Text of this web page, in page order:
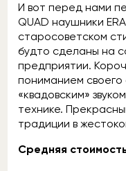
И вот перед нами
QUAD наушники
старосоветском
будто сделаны на
предприятии.
пониманием
«квадовским»
технике.
традиции в
Средняя